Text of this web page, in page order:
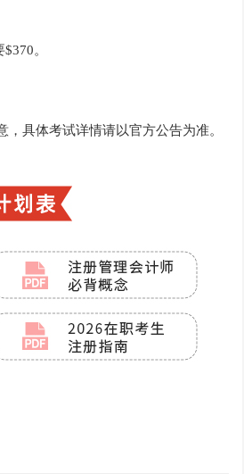
。
具体考试详情请以官方公告为准。